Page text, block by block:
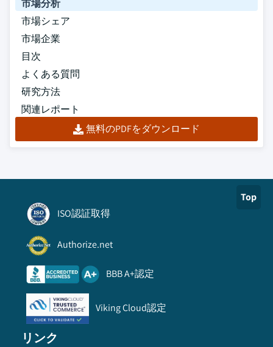
市場分析
市場シェア
市場企業
目次
よくある質問
研究方法
関連レポート
無料のPDFをダウンロード
Top
ISO認証取得
Authorize.net
BBB A+認定
Viking Cloud認定
リンク